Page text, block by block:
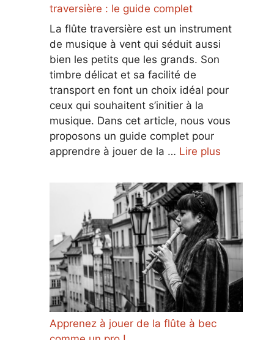
traversière : le guide complet
La flûte traversière est un instrument
de musique à vent qui séduit aussi
bien les petits que les grands. Son
timbre délicat et sa facilité de
transport en font un choix idéal pour
ceux qui souhaitent s’initier à la
musique. Dans cet article, nous vous
proposons un guide complet pour
apprendre à jouer de la … Lire plus
Apprenez à jouer de la flûte à bec